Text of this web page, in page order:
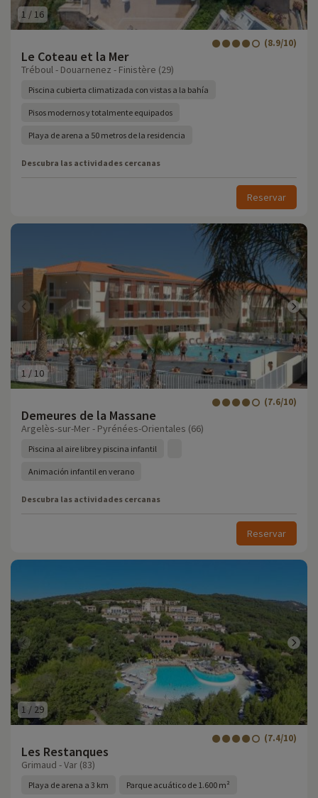
1 / 16
Le Coteau et la Mer
(8.9/10)
Tréboul - Douarnenez - Finistère (29)
Piscina cubierta climatizada con vistas a la bahía
Pisos modernos y totalmente equipados
Playa de arena a 50 metros de la residencia
Descubra las actividades cercanas
Reservar
1 / 10
Demeures de la Massane
(7.6/10)
Argelès-sur-Mer - Pyrénées-Orientales (66)
Piscina al aire libre y piscina infantil
Animación infantil en verano
Descubra las actividades cercanas
Reservar
1 / 29
Les Restanques
(7.4/10)
Grimaud - Var (83)
Playa de arena a 3 km Parque acuático de 1.600 m²